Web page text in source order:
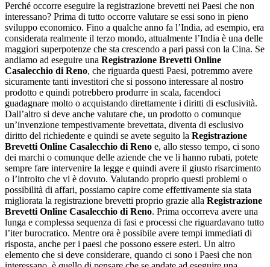
Perché occorre eseguire la registrazione brevetti nei Paesi che non
interessano? Prima di tutto occorre valutare se essi sono in pieno
sviluppo economico. Fino a qualche anno fa l’India, ad esempio, era
considerata realmente il terzo mondo, attualmente l’India è una delle
maggiori superpotenze che sta crescendo a pari passi con la Cina. Se
andiamo ad eseguire una Registrazione Brevetti Online
Casalecchio di Reno, che riguarda questi Paesi, potremmo avere
sicuramente tanti investitori che si possono interessare al nostro
prodotto e quindi potrebbero produrre in scala, facendoci
guadagnare molto o acquistando direttamente i diritti di esclusività.
Dall’altro si deve anche valutare che, un prodotto o comunque
un’invenzione tempestivamente brevettata, diventa di esclusivo
diritto del richiedente e quindi se avete seguito la Registrazione
Brevetti Online Casalecchio di Reno e, allo stesso tempo, ci sono
dei marchi o comunque delle aziende che ve li hanno rubati, potete
sempre fare intervenire la legge e quindi avere il giusto risarcimento
o l’introito che vi è dovuto. Valutando proprio questi problemi o
possibilità di affari, possiamo capire come effettivamente sia stata
migliorata la registrazione brevetti proprio grazie alla Registrazione
Brevetti Online Casalecchio di Reno. Prima occorreva avere una
lunga e complessa sequenza di fasi e processi che riguardavano tutto
l’iter burocratico. Mentre ora è possibile avere tempi immediati di
risposta, anche per i paesi che possono essere esteri. Un altro
elemento che si deve considerare, quando ci sono i Paesi che non